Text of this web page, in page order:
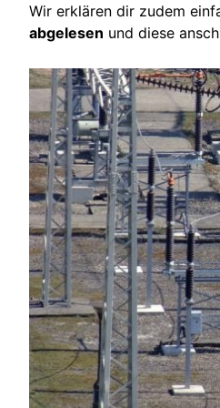
Wir erklären dir zudem
abgelesen und diese